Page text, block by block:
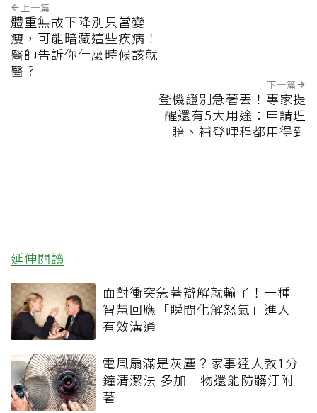
上一篇
體重無故下降別只當變
瘦，可能暗藏這些疾病！
醫師告訴你什麼時候該就
醫？
下一篇
登機證別急著丟！專家提
醒還有5大用途：申請理
賠、補登哩程都用得到
延伸閱讀
面對衝突急著辯解就輸了！一種
智慧回應「瞬間化解怒氣」進入
有效溝通
電風扇滿是灰塵？家事達人教1分
鐘清潔法 多加一物還能防髒汙附
著